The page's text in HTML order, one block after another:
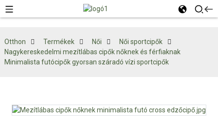
Otthon Termékek Női
Női sportcipők
Nagykereskedelmi mezítlábas cipők nőknek és férfiaknak
Minimalista futócipők gyorsan száradó vízi sportcipők